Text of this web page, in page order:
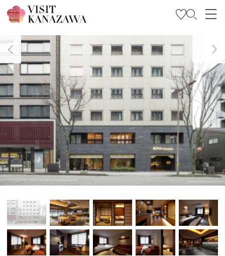
观光信息
旅行方案
Travel Trade and Media
Languages